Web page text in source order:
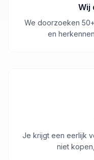
Wij
We doorzoeken
en
Je krijgt een eerlijk
niet